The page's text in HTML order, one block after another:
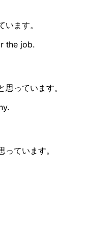
ます。
the job.
っています。
ています。